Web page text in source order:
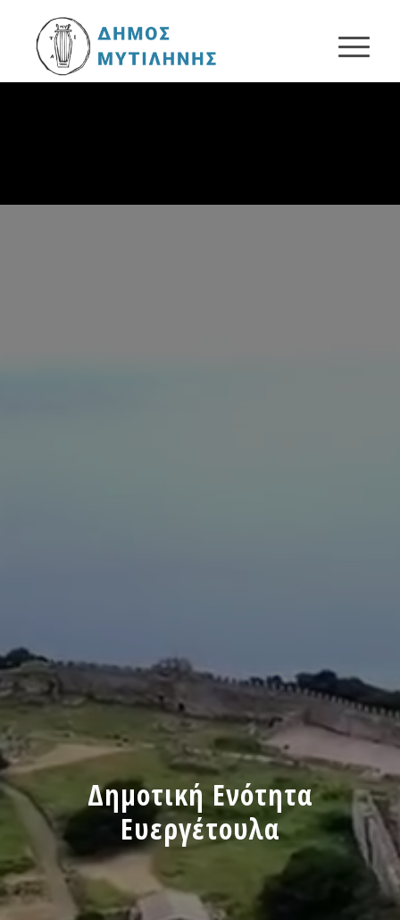
Δημοτική Ενότητα
Ευεργέτουλα